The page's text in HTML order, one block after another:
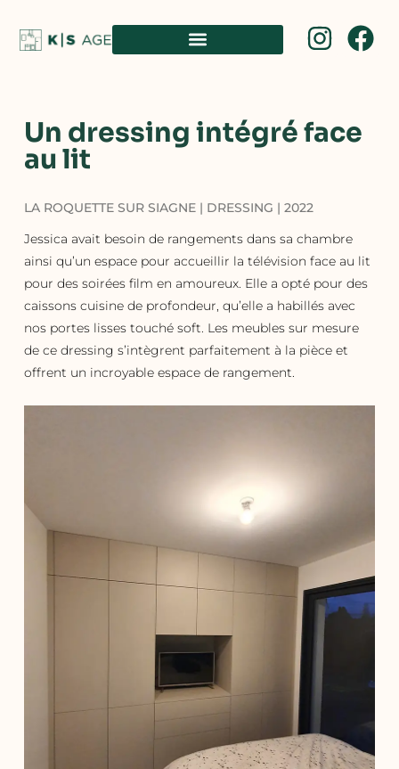
Un dressing intégré face
au lit
LA ROQUETTE SUR SIAGNE | DRESSING | 2022
Jessica avait besoin de rangements dans sa chambre
ainsi qu’un espace pour accueillir la télévision face au lit
pour des soirées film en amoureux. Elle a opté pour des
caissons cuisine de profondeur, qu’elle a habillés avec
nos portes lisses touché soft. Les meubles sur mesure
de ce dressing s’intègrent parfaitement à la pièce et
offrent un incroyable espace de rangement.